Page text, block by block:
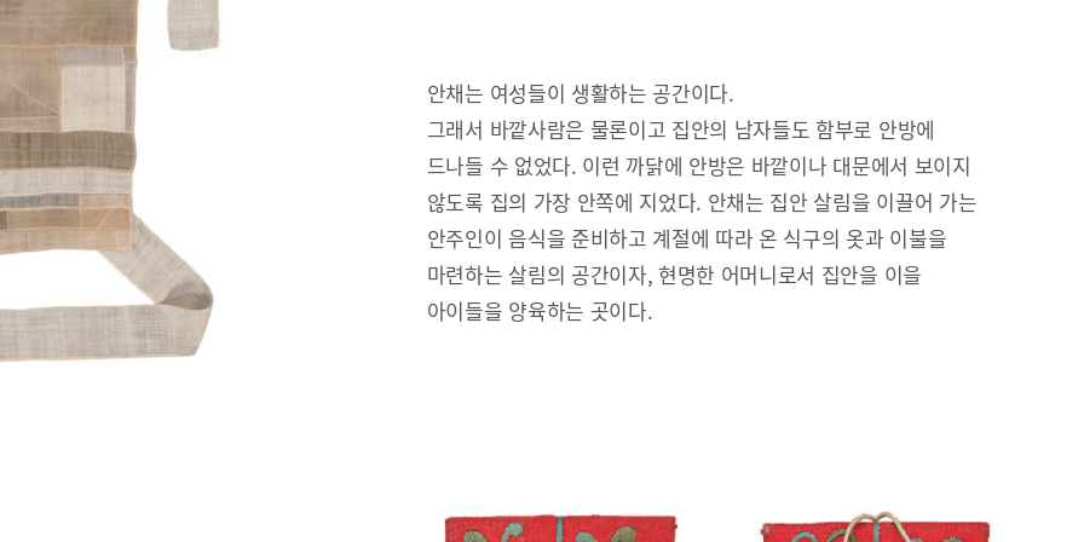
안채는 여성들이 생활하는 공간이다.
그래서 바깥사람은 물론이고 집안의 남자들도 함부로 안방에
드나들 수 없었다. 이런 까닭에 안방은 바깥이나 대문에서 보이지
않도록 집의 가장 안쪽에 지었다. 안채는 집안 살림을 이끌어 가는
안주인이 음식을 준비하고 계절에 따라 온 식구의 옷과 이불을
마련하는 살림의 공간이자, 현명한 어머니로서 집안을 이을
아이들을 양육하는 곳이다.